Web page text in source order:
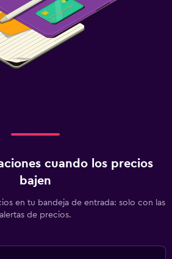
cuando los precios
bajen
en tu bandeja de entrada: solo con las
alertas de precios.